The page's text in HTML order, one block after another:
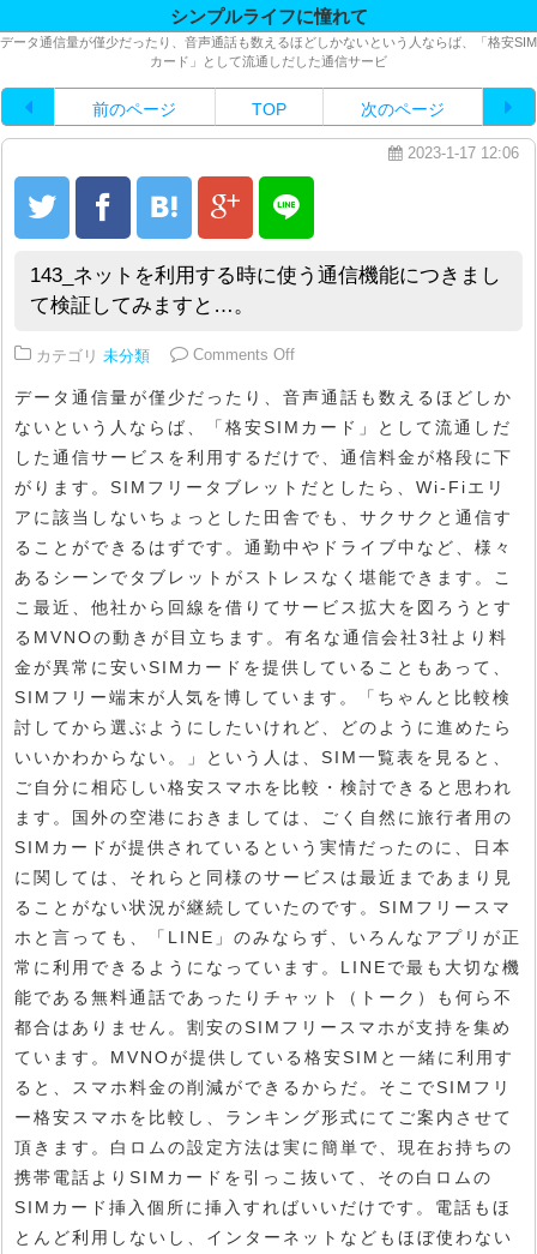
シンプルライフに憧れて
データ通信量が僅少だったり、音声通話も数えるほどしかないという人ならば、「格安SIM
カード」として流通しだした通信サービ
前のページ TOP 次のページ
2023-1-17 12:06
143_ネットを利用する時に使う通信機能につきまし
て検証してみますと…。
カテゴリ 未分類 Comments Offon 143_ネットを利用する時に使
データ通信量が僅少だったり、音声通話も数えるほどしか
ないという人ならば、「格安SIMカード」として流通しだ
した通信サービスを利用するだけで、通信料金が格段に下
がります。SIMフリータブレットだとしたら、Wi-Fiエリ
アに該当しないちょっとした田舎でも、サクサクと通信す
ることができるはずです。通勤中やドライブ中など、様々
あるシーンでタブレットがストレスなく堪能できます。こ
こ最近、他社から回線を借りてサービス拡大を図ろうとす
るMVNOの動きが目立ちます。有名な通信会社3社より料
金が異常に安いSIMカードを提供していることもあって、
SIMフリー端末が人気を博しています。「ちゃんと比較検
討してから選ぶようにしたいけれど、どのように進めたら
いいかわからない。」という人は、SIM一覧表を見ると、
ご自分に相応しい格安スマホを比較・検討できると思われ
ます。国外の空港におきましては、ごく自然に旅行者用の
SIMカードが提供されているという実情だったのに、日本
に関しては、それらと同様のサービスは最近まであまり見
ることがない状況が継続していたのです。SIMフリースマ
ホと言っても、「LINE」のみならず、いろんなアプリが正
常に利用できるようになっています。LINEで最も大切な機
能である無料通話であったりチャット（トーク）も何ら不
都合はありません。割安のSIMフリースマホが支持を集め
ています。MVNOが提供している格安SIMと一緒に利用す
ると、スマホ料金の削減ができるからだ。そこでSIMフリ
ー格安スマホを比較し、ランキング形式にてご案内させて
頂きます。白ロムの設定方法は実に簡単で、現在お持ちの
携帯電話よりSIMカードを引っこ抜いて、その白ロムの
SIMカード挿入個所に挿入すればいいだけです。電話もほ
とんど利用しないし、インターネットなどもほぼ使わない